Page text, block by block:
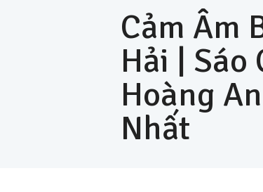
Cảm Âm
Hải | Sáo
Hoàng
Nhất